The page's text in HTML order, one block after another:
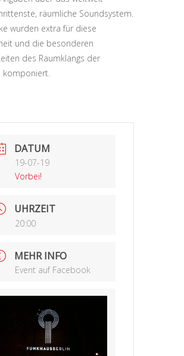
räumliche Soundsystem.
wurden extra für diese
und die besonderen
des Raumklangs der
komponiert.
DATUM
19-07-19
Vorbei!
UHRZEIT
20:00
MEHR INFO
Event auf Facebook